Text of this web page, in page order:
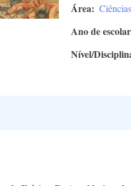
Área
Ano de
Nível/